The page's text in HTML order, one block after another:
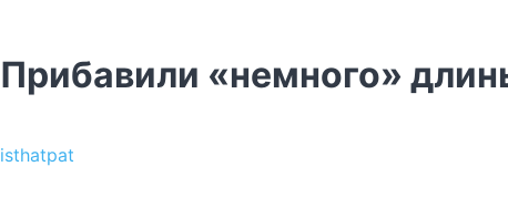
Прибавили «немного»
isthatpat